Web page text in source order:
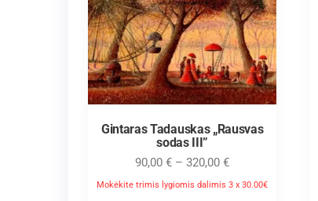
Gintaras Tadauskas „Rausvas
sodas III”
90,00€ – 320,00€
Mokėkite trimis lygiomis dalimis 3 x 30.00€